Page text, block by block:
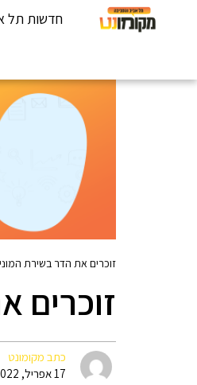
חדשות תל
זוכרים את הדר בשירת
זוכרים
כתב מקומונט
17 אפריל, 2022 07:40